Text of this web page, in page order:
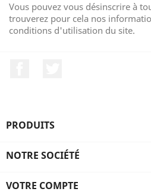
Vous pouvez vous désinscrire à
trouverez pour cela nos
conditions d'utilisation du site.
PRODUITS
NOTRE SOCIÉTÉ
VOTRE COMPTE